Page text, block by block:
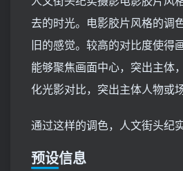
去的时光。电影胶片风格的调
旧的感觉。较高的对比度使得
能够聚焦画面中心，突出主体
化光影对比，突出主体人物或
通过这样的调色，人文街头纪
预设信息